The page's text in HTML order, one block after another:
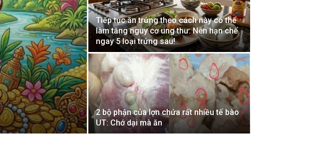
Tiếp tục ăn trứng theo cách này có thể
làm tăng nguy cơ ung thư: Nên hạn chế
ngay 5 loại trứng sau!
2 bộ phận của lợn chứa rất nhiều tế bào
UT: Chớ dại mà ăn